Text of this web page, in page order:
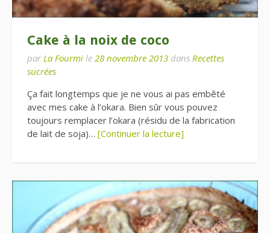
Cake à la noix de coco
par La Fourmi le 28 novembre 2013 dans Recettes
sucrées
Ça fait longtemps que je ne vous ai pas embêté
avec mes cake à l’okara. Bien sûr vous pouvez
toujours remplacer l’okara (résidu de la fabrication
de lait de soja)… [Continuer la lecture]